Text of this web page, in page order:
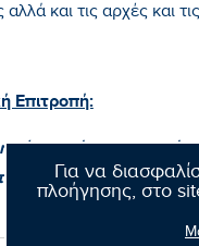
Για να
πλοήγησης, στο
και τις αρχές και
Επιτροπή:
νέα αυτή προκλητική
να προβεί;»